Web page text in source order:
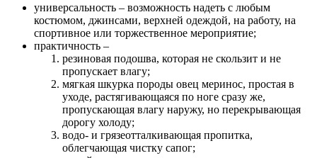
универсальность – возможность надеть с любым
костюмом, джинсами, верхней одеждой, на работу, на
спортивное или торжественное мероприятие;
практичность –
резиновая подошва, которая не скользит и не
пропускает влагу;
мягкая шкурка породы овец меринос, простая в
уходе, растягивающаяся по ноге сразу же,
пропускающая влагу наружу, но перекрывающая
дорогу холоду;
водо- и грязеотталкивающая пропитка,
облегчающая чистку сапог;